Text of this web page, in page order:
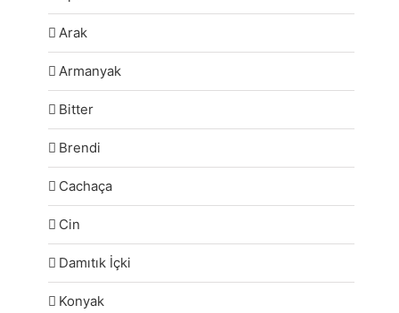
Arak
Armanyak
Bitter
Brendi
Cachaça
Cin
Damıtık İçki
Konyak